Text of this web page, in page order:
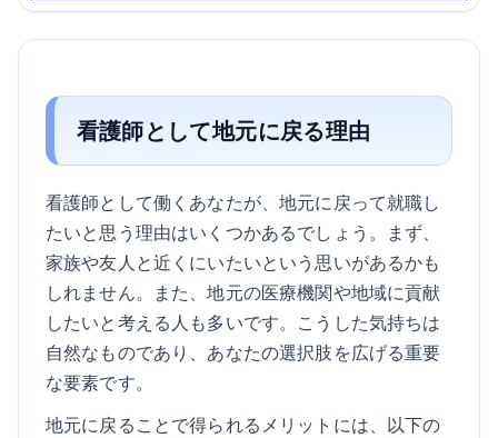
看護師として地元に戻る理由
看護師として働くあなたが、地元に戻って就職し
たいと思う理由はいくつかあるでしょう。まず、
家族や友人と近くにいたいという思いがあるかも
しれません。また、地元の医療機関や地域に貢献
したいと考える人も多いです。こうした気持ちは
自然なものであり、あなたの選択肢を広げる重要
な要素です。
地元に戻ることで得られるメリットには、以下の